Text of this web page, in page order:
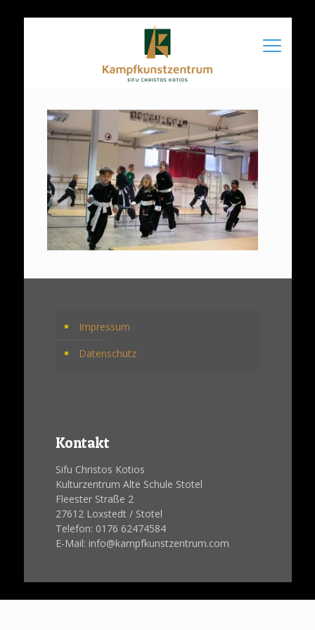
Impressum
Datenschutz
Kontakt
Sifu Christos Kotios
Kulturzentrum Alte Schule Stotel
Fleester Straße 2
27612 Loxstedt / Stotel
Telefon: 0176 62474584
E-Mail: info@kampfkunstzentrum.com